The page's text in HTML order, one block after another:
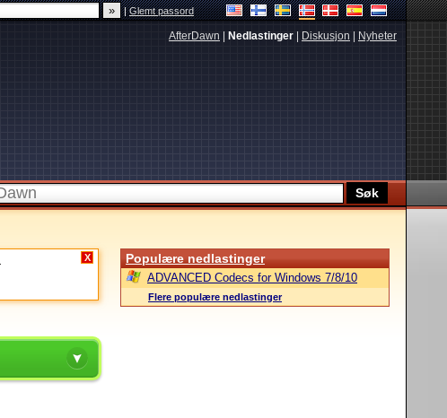
|Glemt passord
AfterDawn Nedlastinger Diskusjon Nyheter
X Populære nedlastinger
ADVANCED Codecs for Windows 7/8/10
Flere populære nedlastinger